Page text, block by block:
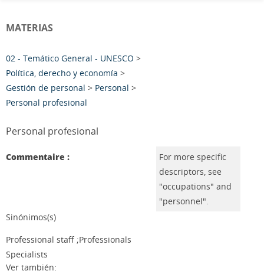
MATERIAS
02 - Temático General - UNESCO >
Política, derecho y economía >
Gestión de personal > Personal >
Personal profesional
Personal profesional
Commentaire :
For more specific
descriptors, see
"occupations" and
"personnel".
Sinónimos(s)
Professional staff ;Professionals
Specialists
Ver también: